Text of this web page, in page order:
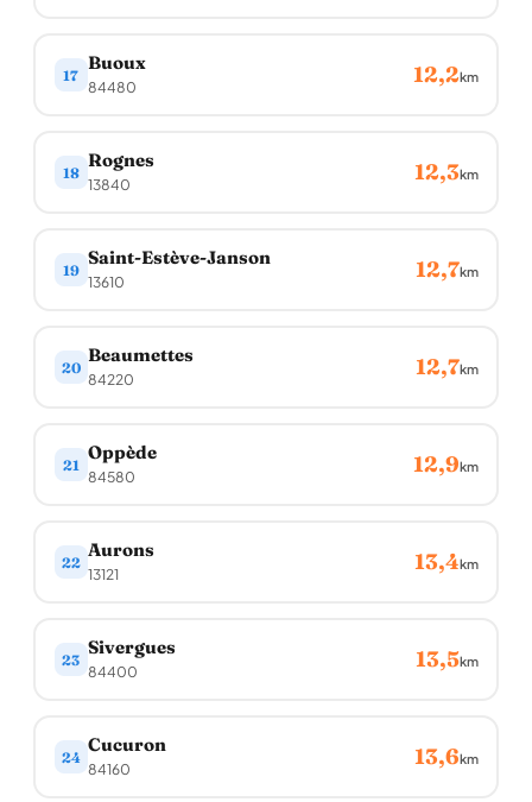
17
Buoux
84480 12,2km
18
Rognes
13840 12,3km
19
Saint-Estève-Janson
13610 12,7km
20
Beaumettes
84220 12,7km
21
Oppède
84580 12,9km
22
Aurons
13121 13,4km
23
Sivergues
84400 13,5km
24
Cucuron
84160 13,6km